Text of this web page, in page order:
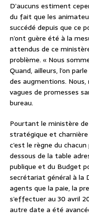
D’aucuns estiment
du fait que les
succédé depuis que ce
n’ont guère été à la
attendus de ce
problème. « Nous
Quand, ailleurs, l’on
des augmentions.
vagues de promesses
bureau.
Pourtant le ministère
stratégique et charnière
c’est le règne du
dessous de la table
publique et du Budget
secrétariat général à la
agents que la paie, la
s’effectuer au 30 avril
autre date a été